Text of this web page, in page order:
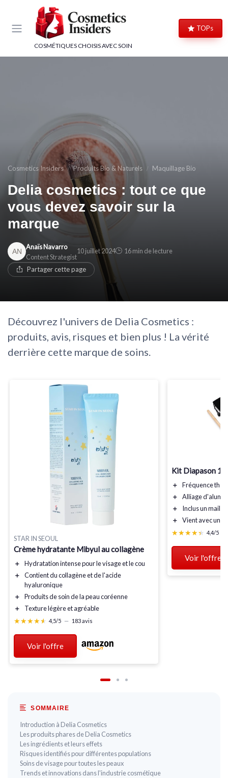
COSMÉTIQUES CHOISIS AVEC SOIN
TOPs
Cosmetics Insiders Produits Bio & Naturels Maquillage Bio
Delia cosmetics : tout ce que
vous devez savoir sur la
marque
Anaïs Navarro
Content Strategist
10 juillet 2024 16 min de lecture
Partager cette page
Découvrez l'univers de Delia Cosmetics :
produits, avis, risques et bien plus ! La vérité
derrière cette marque de soins.
STAR IN SEOUL
Crème hydratante Mibyul au collagène
＋ Hydratationintense pour le visage et le cou
＋
Contientdu collagène et de l'acide
hyaluronique
＋
Produitsde soin de la peau coréenne
＋
Texturelégère et agréable
★★★★★
★★★★★ 4,5/5 — 183 avis
Voir l'offre
Kit Diapason
＋ Fréquence
＋
Alliage
＋
Inclus un
＋
Vient avec un
★★★★★
★★★★★ 4,4/5
Voir l'offre
SOMMAIRE
Introduction à Delia Cosmetics
Les produits phares de Delia Cosmetics
Les ingrédients et leurs effets
Risques identifiés pour différentes populations
Soins de visage pour toutes les peaux
Trends et innovations dans l'industrie cosmétique
Panneau de gestion des cookies